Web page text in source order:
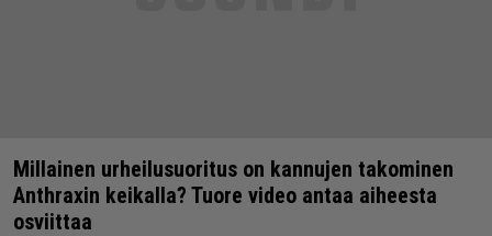
Millainen urheilusuoritus on kannujen takominen
Anthraxin keikalla? Tuore video antaa aiheesta
osviittaa